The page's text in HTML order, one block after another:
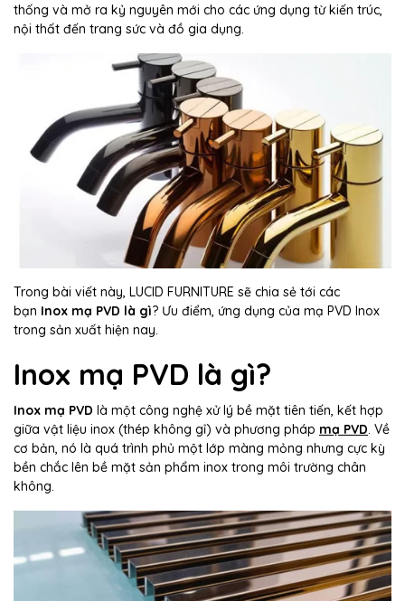
thống và mở ra kỷ nguyên mới cho các ứng dụng từ kiến trúc,
nội thất đến trang sức và đồ gia dụng.
Trong bài viết này, LUCID FURNITURE sẽ chia sẻ tới các
bạn Inox mạ PVD là gì? Ưu điểm, ứng dụng của mạ PVD Inox
trong sản xuất hiện nay.
Inox mạ PVD là gì?
Inox mạ PVD là một công nghệ xử lý bề mặt tiên tiến, kết hợp
giữa vật liệu inox (thép không gỉ) và phương pháp mạ PVD. Về
cơ bản, nó là quá trình phủ một lớp màng mỏng nhưng cực kỳ
bền chắc lên bề mặt sản phẩm inox trong môi trường chân
không.